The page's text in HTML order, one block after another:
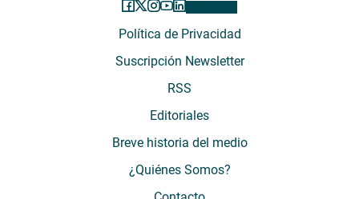
Política de Privacidad
Suscripción Newsletter
RSS
Editoriales
Breve historia del medio
¿Quiénes Somos?